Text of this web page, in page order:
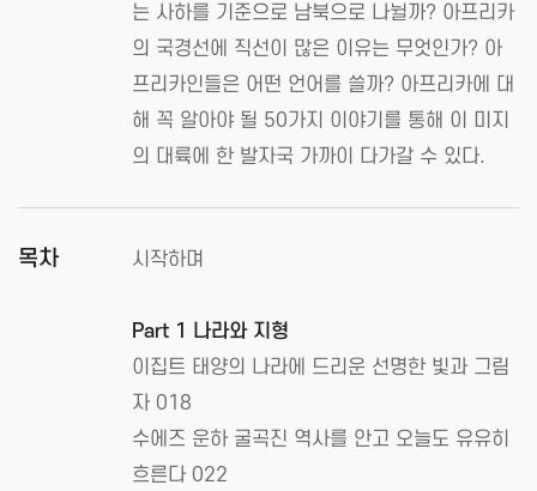
는 사하를 기준으로 남북으로 나뉠까? 아프리카
의 국경선에 직선이 많은 이유는 무엇인가? 아
프리카인들은 어떤 언어를 쓸까? 아프리카에 대
해 꼭 알아야 될 50가지 이야기를 통해 이 미지
의 대륙에 한 발자국 가까이 다가갈 수 있다.
목차 시작하며
Part 1 나라와 지형
이집트 태양의 나라에 드리운 선명한 빛과 그림
자 018
수에즈 운하 굴곡진 역사를 안고 오늘도 유유히
흐른다 022